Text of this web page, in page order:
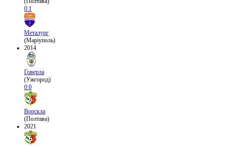
0:1
Металург
(Маріуполь)
2014
Говерла
(Ужгород)
0:0
Ворскла
(Полтава)
2021